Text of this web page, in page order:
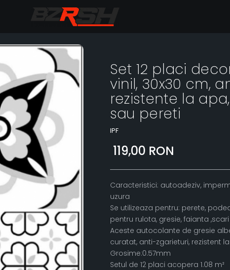
Set 12 placi
vinil, 30x30 cm,
rezistente la
sau pereti
IPF
119,00 RON
Caracteristici: autoadeziv,
uzura
Se utilizeaza pentru: perete,
pentru rulota, gresie, faianta ,scari
Aceste autocolante de gresie
curatat, anti-zgarieturi, rezistent
Grosime:0.57mm
Setul de 12 placi acopera 1.08 m²